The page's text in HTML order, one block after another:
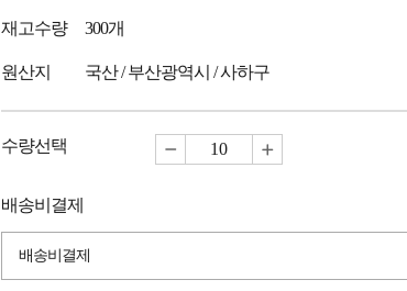
재고수량 300개
원산지 국산 / 부산광역시 / 사하구
수량선택
배송비결제
배송비결제